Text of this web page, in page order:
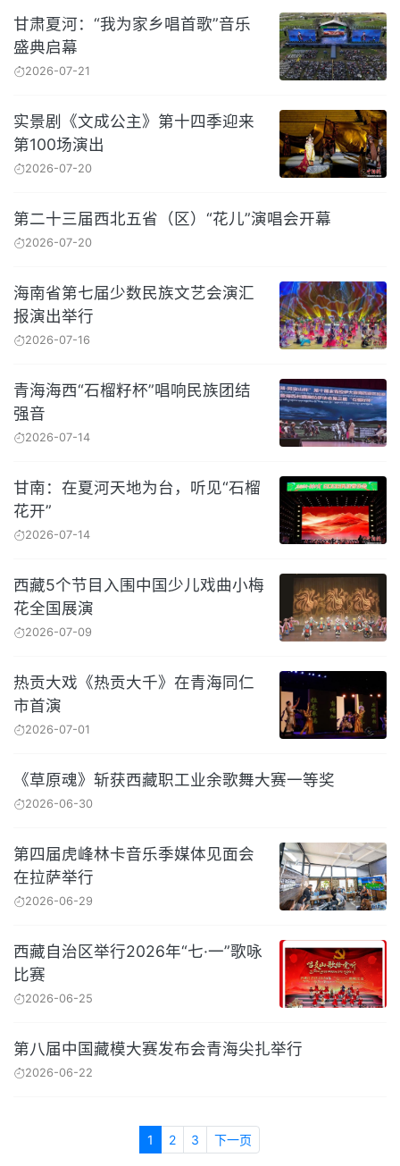
甘肃夏河：“我为家乡唱首歌”音乐
盛典启幕
2026-07-21
实景剧《文成公主》第十四季迎来
第100场演出
2026-07-20
第二十三届西北五省（区）“花儿”演唱会开幕
2026-07-20
海南省第七届少数民族文艺会演汇
报演出举行
2026-07-16
青海海西“石榴籽杯”唱响民族团结
强音
2026-07-14
甘南：在夏河天地为台，听见“石榴
花开”
2026-07-14
西藏5个节目入围中国少儿戏曲小梅
花全国展演
2026-07-09
热贡大戏《热贡大千》在青海同仁
市首演
2026-07-01
《草原魂》斩获西藏职工业余歌舞大赛一等奖
2026-06-30
第四届虎峰林卡音乐季媒体见面会
在拉萨举行
2026-06-29
西藏自治区举行2026年“七·一”歌咏
比赛
2026-06-25
第八届中国藏模大赛发布会青海尖扎举行
2026-06-22
1 2 3 下一页